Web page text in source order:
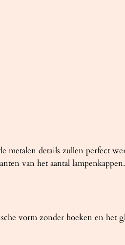
metalen details zullen perfect
van het aantal
vorm zonder hoeken en het